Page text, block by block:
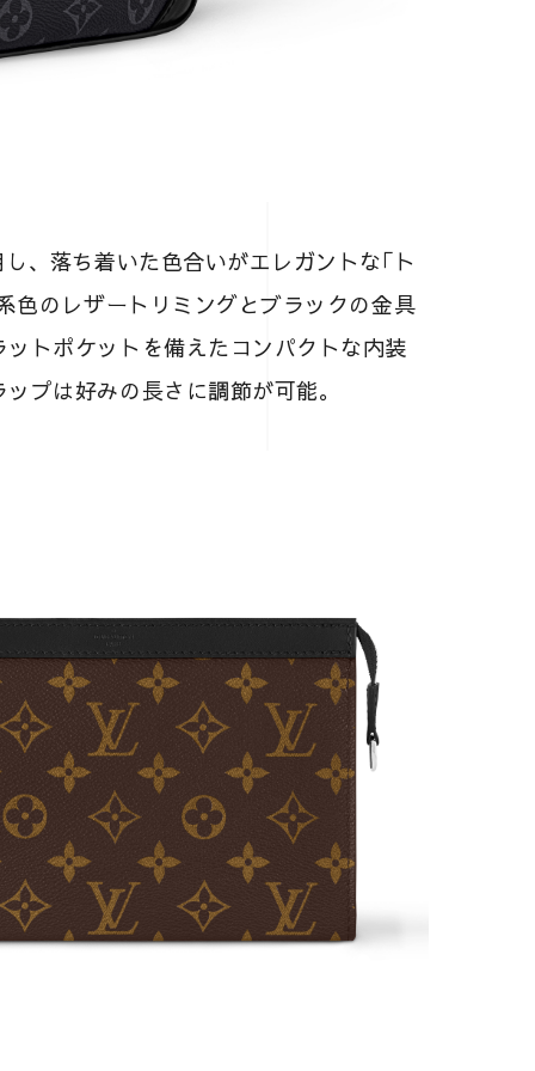
、落ち着いた色合いがエレガントな｢ト
色のレザートリミングとブラックの金具
トポケットを備えたコンパクトな内装
プは好みの長さに調節が可能。